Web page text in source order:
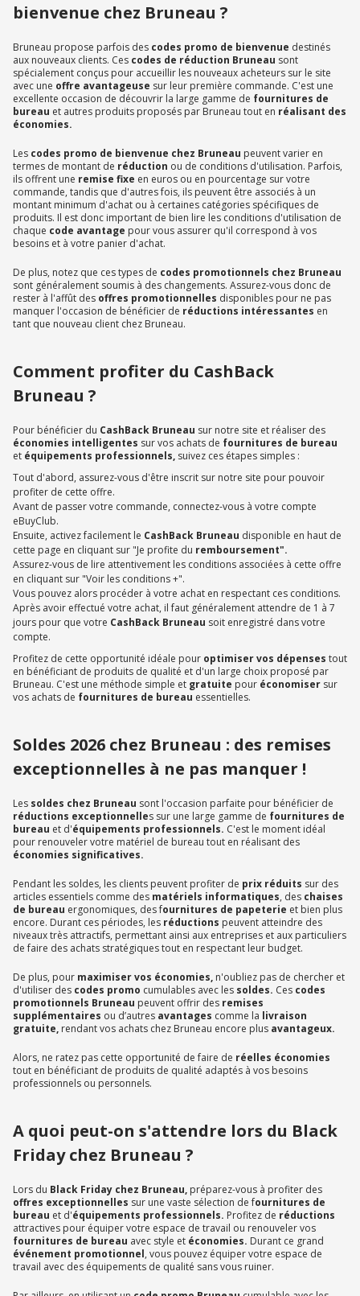
bienvenue chez Bruneau ?
Bruneau propose parfois des codes promo de bienvenue destinés
aux nouveaux clients. Ces codes de réduction Bruneau sont
spécialement conçus pour accueillir les nouveaux acheteurs sur le site
avec une offre avantageuse sur leur première commande. C'est une
excellente occasion de découvrir la large gamme de fournitures de
bureau et autres produits proposés par Bruneau tout en réalisant des
économies.
Les codes promo de bienvenue chez Bruneau peuvent varier en
termes de montant de réduction ou de conditions d'utilisation. Parfois,
ils offrent une remise fixe en euros ou en pourcentage sur votre
commande, tandis que d'autres fois, ils peuvent être associés à un
montant minimum d'achat ou à certaines catégories spécifiques de
produits. Il est donc important de bien lire les conditions d'utilisation de
chaque code avantage pour vous assurer qu'il correspond à vos
besoins et à votre panier d'achat.
De plus, notez que ces types de codes promotionnels chez Bruneau
sont généralement soumis à des changements. Assurez-vous donc de
rester à l'affût des offres promotionnelles disponibles pour ne pas
manquer l'occasion de bénéficier de réductions intéressantes en
tant que nouveau client chez Bruneau.
Comment profiter du CashBack
Bruneau ?
Pour bénéficier du CashBack Bruneau sur notre site et réaliser des
économies intelligentes sur vos achats de fournitures de bureau
et équipements professionnels, suivez ces étapes simples :
Tout d'abord, assurez-vous d'être inscrit sur notre site pour pouvoir
profiter de cette offre.
Avant de passer votre commande, connectez-vous à votre compte
eBuyClub.
Ensuite, activez facilement le CashBack Bruneau disponible en haut de
cette page en cliquant sur "Je profite du remboursement".
Assurez-vous de lire attentivement les conditions associées à cette offre
en cliquant sur "Voir les conditions +".
Vous pouvez alors procéder à votre achat en respectant ces conditions.
Après avoir effectué votre achat, il faut généralement attendre de 1 à 7
jours pour que votre CashBack Bruneau soit enregistré dans votre
compte.
Profitez de cette opportunité idéale pour optimiser vos dépenses tout
en bénéficiant de produits de qualité et d'un large choix proposé par
Bruneau. C'est une méthode simple et gratuite pour économiser sur
vos achats de fournitures de bureau essentielles.
Soldes 2026 chez Bruneau : des remises
exceptionnelles à ne pas manquer !
Les soldes chez Bruneau sont l'occasion parfaite pour bénéficier de
réductions exceptionnelles sur une large gamme de fournitures de
bureau et d'équipements professionnels. C'est le moment idéal
pour renouveler votre matériel de bureau tout en réalisant des
économies significatives.
Pendant les soldes, les clients peuvent profiter de prix réduits sur des
articles essentiels comme des matériels informatiques, des chaises
de bureau ergonomiques, des fournitures de papeterie et bien plus
encore. Durant ces périodes, les réductions peuvent atteindre des
niveaux très attractifs, permettant ainsi aux entreprises et aux particuliers
de faire des achats stratégiques tout en respectant leur budget.
De plus, pour maximiser vos économies, n'oubliez pas de chercher et
d'utiliser des codes promo cumulables avec les soldes. Ces codes
promotionnels Bruneau peuvent offrir des remises
supplémentaires ou d’autres avantages comme la livraison
gratuite, rendant vos achats chez Bruneau encore plus avantageux.
Alors, ne ratez pas cette opportunité de faire de réelles économies
tout en bénéficiant de produits de qualité adaptés à vos besoins
professionnels ou personnels.
A quoi peut-on s'attendre lors du Black
Friday chez Bruneau ?
Lors du Black Friday chez Bruneau, préparez-vous à profiter des
offres exceptionnelles sur une vaste sélection de fournitures de
bureau et d'équipements professionnels. Profitez de réductions
attractives pour équiper votre espace de travail ou renouveler vos
fournitures de bureau avec style et économies. Durant ce grand
événement promotionnel, vous pouvez équiper votre espace de
travail avec des équipements de qualité sans vous ruiner.